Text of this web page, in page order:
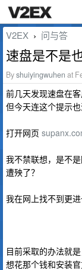
V2EX › 问与答
速盘是不是
Byshuiyingwuhen at
前几天发现速盘在
但今天连这个提示也
打开网页
我不禁联想，是不
遭殃了？
我在网上找不到更
目前采取的办法就
想花那个钱和安装